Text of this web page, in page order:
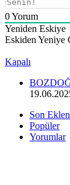
0Yorum
Yeniden Eskiye
Eskiden Yeniye
Kapalı
Son
Popüler
Yorumlar